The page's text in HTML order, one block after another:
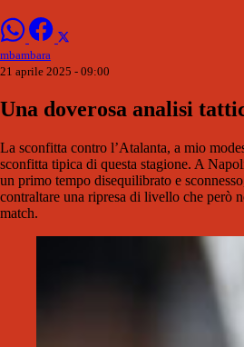
mbambara
21 aprile 2025 - 09:00
Una doverosa analisi
La sconfitta contro l’Atalanta, a mio
sconfitta tipica di questa stagione. A
un primo tempo disequilibrato e
contraltare una ripresa di livello che però
match.